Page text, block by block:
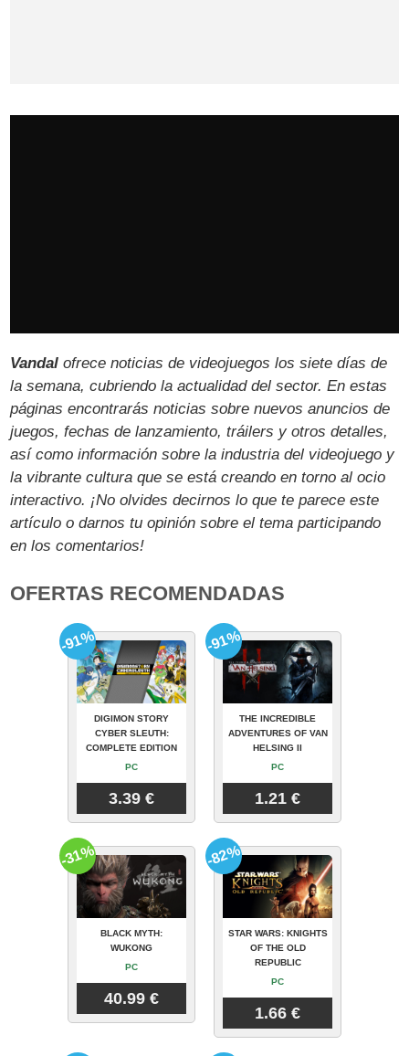
Vandal ofrece noticias de videojuegos los siete días de
la semana, cubriendo la actualidad del sector. En estas
páginas encontrarás noticias sobre nuevos anuncios de
juegos, fechas de lanzamiento, tráilers y otros detalles,
así como información sobre la industria del videojuego y
la vibrante cultura que se está creando en torno al ocio
interactivo. ¡No olvides decirnos lo que te parece este
artículo o darnos tu opinión sobre el tema participando
en los comentarios!
OFERTAS RECOMENDADAS
DIGIMON STORY
CYBER SLEUTH:
COMPLETE EDITION
PC
3.39 €
-91%
THE INCREDIBLE
ADVENTURES OF VAN
HELSING II
PC
1.21 €
-91%
BLACK MYTH:
WUKONG
PC
40.99 €
-31%
STAR WARS: KNIGHTS
OF THE OLD
REPUBLIC
PC
1.66 €
-82%